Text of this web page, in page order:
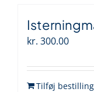
kr. 300.00
Tilføj bestilling